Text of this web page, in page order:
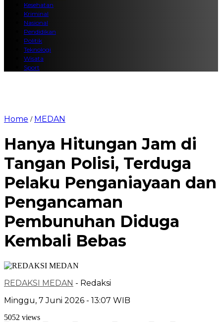
Kesehatan
Kriminal
Nasional
Pendidikan
Politik
Teknologi
Wisata
Sport
Home / MEDAN
Hanya Hitungan Jam di
Tangan Polisi, Terduga
Pelaku Penganiayaan dan
Pengancaman
Pembunuhan Diduga
Kembali Bebas
REDAKSI MEDAN - Redaksi
Minggu, 7 Juni 2026 - 13:07 WIB
5052 views